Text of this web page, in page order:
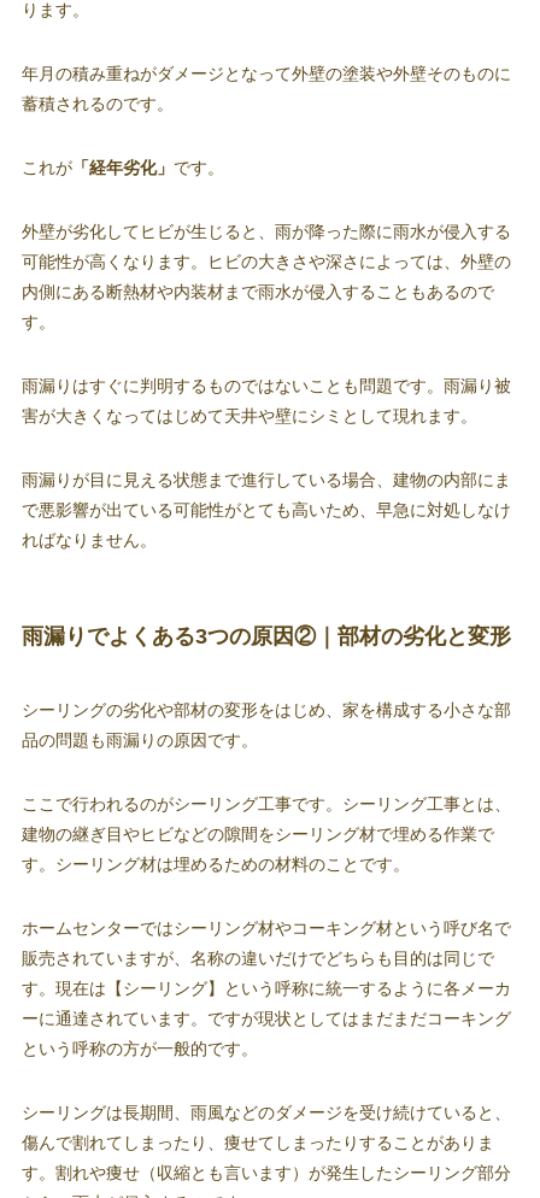
ります。
年月の積み重ねがダメージとなって外壁の塗装や外壁そのものに
蓄積されるのです。
これが「経年劣化」 です。
外壁が劣化してヒビが生じると、雨が降った際に雨水が侵入する
可能性が高くなります。ヒビの大きさや深さによっては、外壁の
内側にある断熱材や内装材まで雨水が侵入することもあるので
す。
雨漏りはすぐに判明するものではないことも問題です。雨漏り被
害が大きくなってはじめて天井や壁にシミとして現れます。
雨漏りが目に見える状態まで進行している場合、建物の内部にま
で悪影響が出ている可能性がとても高いため、早急に対処しなけ
ればなりません。
雨漏りでよくある3つの原因②｜部材の劣化と変形
シーリングの劣化や部材の変形をはじめ、家を構成する小さな部
品の問題も雨漏りの原因です。
ここで行われるのがシーリング工事です。シーリング工事とは、
建物の継ぎ目やヒビなどの隙間をシーリング材で埋める作業で
す。シーリング材は埋めるための材料のことです。
ホームセンターではシーリング材やコーキング材という呼び名で
販売されていますが、名称の違いだけでどちらも目的は同じで
す。現在は【シーリング】という呼称に統一するように各メーカ
ーに通達されています。ですが現状としてはまだまだコーキング
という呼称の方が一般的です。
シーリングは長期間、雨風などのダメージを受け続けていると、
傷んで割れてしまったり、痩せてしまったりすることがありま
す。割れや痩せ（収縮とも言います）が発生したシーリング部分